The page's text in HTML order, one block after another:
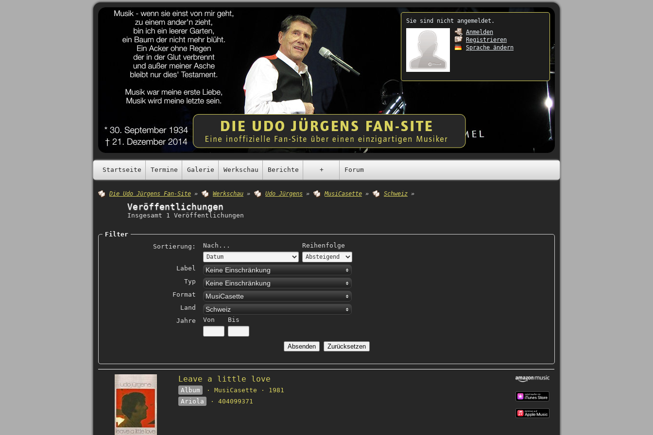
Sie sind nicht angemeldet.
Anmelden
Registrieren
Sprache ändern
Startseite Termine Galerie Werkschau Berichte + Forum
Die Udo Jürgens Fan-Site » Werkschau » Udo Jürgens » MusiCasette » Schweiz »
Veröffentlichungen
Insgesamt 1 Veröffentlichungen
Filter
Sortierung:
Nach... Reihenfolge
Label Keine Einschränkung
Typ Keine Einschränkung
Format MusiCasette
Land Schweiz
Jahre Von Bis
Leave a little love
Album
· MusiCasette · 1981
Ariola
· 404099371